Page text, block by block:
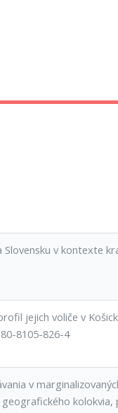
Slovensku v kontexte
jejich voliče v
8105-826-4
v
kolokvia,